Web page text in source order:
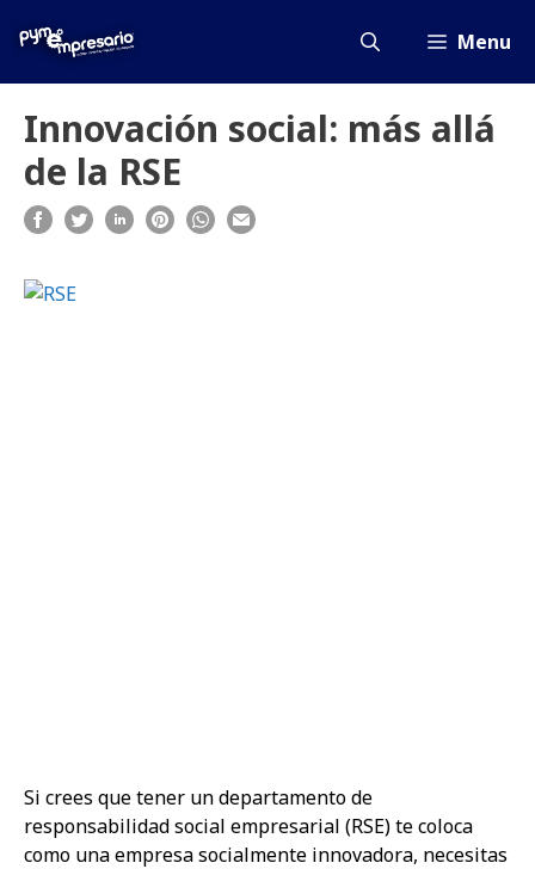
Menu
Innovación social: más allá
de la RSE
Si crees que tener un departamento de
responsabilidad social empresarial (RSE) te coloca
como una empresa socialmente innovadora, necesitas